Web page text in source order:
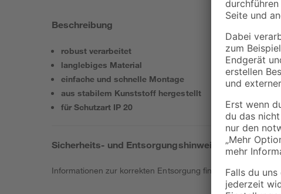
Beschreibung
robust verarbeitet
langlebiges Material
einfache und schnelle Montage
aus stabilem Kunststoff hergestellt
für Schutzart IP 20
Sicherheits- und Entsorgungshinweise
Informationen zur korrekten Entsorgung findest duhier.